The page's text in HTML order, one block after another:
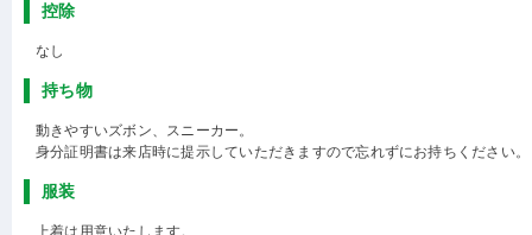
控除
なし
持ち物
動きやすいズボン、スニーカー。
身分証明書は来店時に提示していただきますので忘れずにお持ちください。
服装
上着は用意いたします。